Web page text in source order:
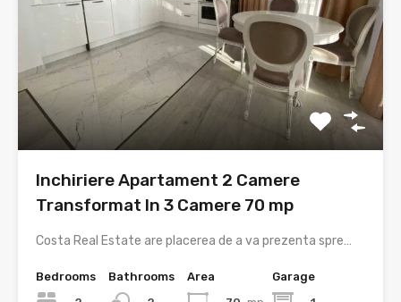
Inchiriere Apartament 2 Camere
Transformat In 3 Camere 70 mp
Costa Real Estate are placerea de a va prezenta spre…
Bedrooms
Bathrooms
Area
Garage